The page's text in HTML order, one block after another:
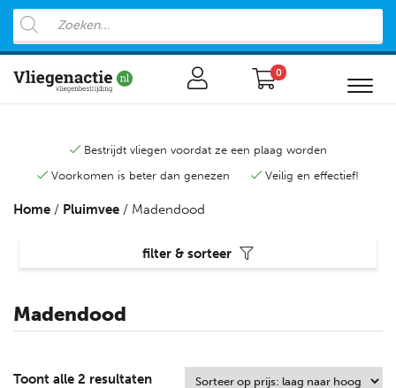
0
Bestrijdt vliegen voordat ze een plaag worden
Voorkomen is beter dan genezen
Veilig en effectief!
Madendood
Toont alle 2 resultaten
Home / Pluimvee / Madendood
filter & sorteer